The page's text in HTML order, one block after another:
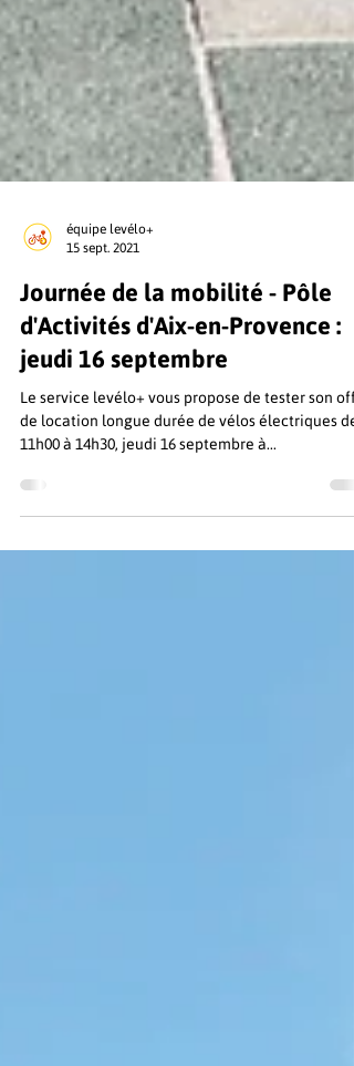
équipe levélo+
15 sept. 2021
Journée de la mobilité - Pôle
d'Activités d'Aix-en-Provence :
jeudi 16 septembre
Le service levélo+ vous propose de tester son